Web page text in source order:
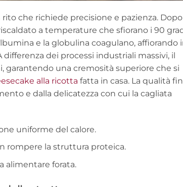
rito che richiede precisione e pazienza. Dopo
a temperature che sfiorano i 90
e la globulina coagulano, affiorando
dei processi industriali massivi, il
garantendo una cremosità superiore che si
alla ricotta fatta in casa. La qualità
e dalla delicatezza con cui la cagliata
uniforme del calore.
rompere la struttura proteica.
alimentare forata.